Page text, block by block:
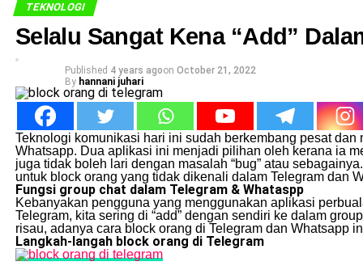
TEKNOLOGI
Selalu Sangat Kena “Add”
Published 4 years agoon October 21, 2022
By hannani juhari
Teknologi komunikasi hari ini sudah berkembang pesat
Whatsapp. Dua aplikasi ini menjadi pilihan oleh kerana ia
juga tidak boleh lari dengan masalah “bug” atau
untuk block orang yang tidak dikenali dalam Telegram dan
Fungsi group chat dalam Telegram & Whataspp
Kebanyakan pengguna yang menggunakan aplikasi
Telegram, kita sering di “add” dengan sendiri ke dalam
risau, adanya cara block orang di Telegram dan Whatsapp
Langkah-langah block orang di Telegram